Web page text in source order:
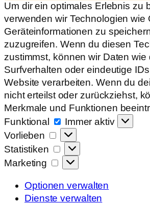
Um dir ein optimales Erlebnis zu
verwenden wir Technologien wie
Geräteinformationen zu
zuzugreifen. Wenn du diesen
zustimmst, können wir Daten wie
Surfverhalten oder eindeutige
Website verarbeiten. Wenn du
nicht erteilst oder zurückziehst,
Merkmale und Funktionen
Funktional
Funktional
Immer aktiv
Vorlieben
Vorlieben
Statistiken
Statistiken
Marketing
Marketing
Optionen verwalten
Dienste verwalten